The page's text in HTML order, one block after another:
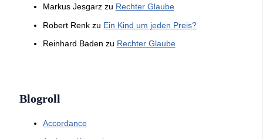
Markus Jesgarzzu Rechter Glaube
Robert Renkzu Ein Kind um jeden Preis?
Reinhard Baden zu Rechter Glaube
Blogroll
Accordance